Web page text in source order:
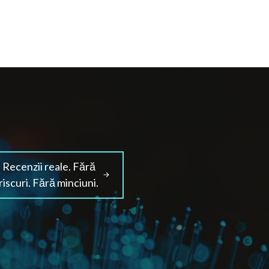
Recenzii reale. Fără
riscuri. Fără minciuni.